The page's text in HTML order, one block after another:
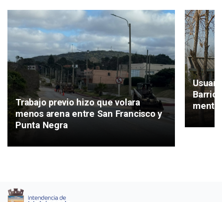
Trabajo previo hizo que volara
menos arena entre San Francisco y
Punta Negra